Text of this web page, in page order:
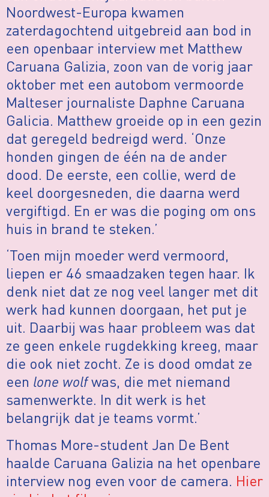
Noordwest-Europa kwamen
zaterdagochtend uitgebreid aan bod in
een openbaar interview met Matthew
Caruana Galizia, zoon van de vorig jaar
oktober met een autobom vermoorde
Malteser journaliste Daphne Caruana
Galicia. Matthew groeide op in een gezin
dat geregeld bedreigd werd. ‘Onze
honden gingen de één na de ander
dood. De eerste, een collie, werd de
keel doorgesneden, die daarna werd
vergiftigd. En er was die poging om ons
huis in brand te steken.’
‘Toen mijn moeder werd vermoord,
liepen er 46 smaadzaken tegen haar. Ik
denk niet dat ze nog veel langer met dit
werk had kunnen doorgaan, het put je
uit. Daarbij was haar probleem was dat
ze geen enkele rugdekking kreeg, maar
die ook niet zocht. Ze is dood omdat ze
een lone wolfwas, die met niemand
samenwerkte. In dit werk is het
belangrijk dat je teams vormt.’
Thomas More-student Jan De Bent
haalde Caruana Galizia na het openbare
interview nog even voor de camera. Hier